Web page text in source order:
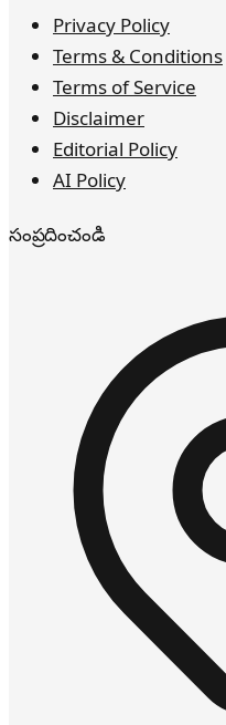
Privacy Policy
Terms & Conditions
Terms of Service
Disclaimer
Editorial Policy
AI Policy
సంప్రదించండి